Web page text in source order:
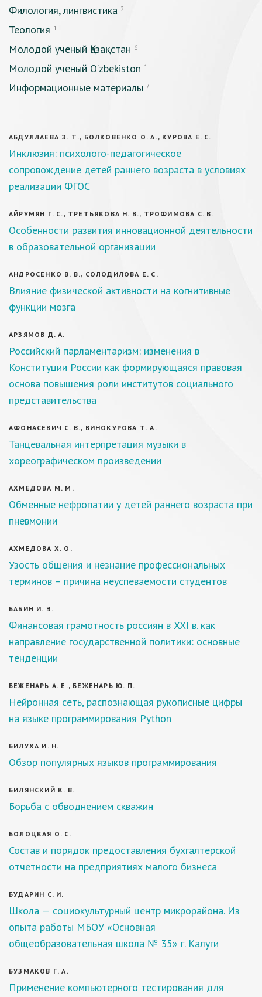
Филология, лингвистика 2
Теология 1
Молодой ученый Қазақстан 6
Молодой ученый O'zbekiston 1
Информационные материалы 7
АБДУЛЛАЕВА Э. Т., БОЛКОВЕНКО О. А., КУРОВА Е. С.
Инклюзия: психолого-педагогическое
сопровождение детей раннего возраста в условиях
реализации ФГОС
АЙРУМЯН Г. С., ТРЕТЬЯКОВА Н. В., ТРОФИМОВА С. В.
Особенности развития инновационной деятельности
в образовательной организации
АНДРОСЕНКО В. В., СОЛОДИЛОВА Е. С.
Влияние физической активности на когнитивные
функции мозга
АРЗЯМОВ Д. А.
Российский парламентаризм: изменения в
Конституции России как формирующаяся правовая
основа повышения роли институтов социального
представительства
АФОНАСЕВИЧ С. В., ВИНОКУРОВА Т. А.
Танцевальная интерпретация музыки в
хореографическом произведении
АХМЕДОВА М. М.
Обменные нефропатии у детей раннего возраста при
пневмонии
АХМЕДОВА Х. О.
Узость общения и незнание профессиональных
терминов – причина неуспеваемости студентов
БАБИН И. Э.
Финансовая грамотность россиян в XXI в. как
направление государственной политики: основные
тенденции
БЕЖЕНАРЬ А. Е., БЕЖЕНАРЬ Ю. П.
Нейронная сеть, распознающая рукописные цифры
на языке программирования Python
БИЛУХА И. Н.
Обзор популярных языков программирования
БИЛЯНСКИЙ К. В.
Борьба с обводнением скважин
БОЛОЦКАЯ О. С.
Состав и порядок предоставления бухгалтерской
отчетности на предприятиях малого бизнеса
БУДАРИН С. И.
Школа — социокультурный центр микрорайона. Из
опыта работы МБОУ «Основная
общеобразовательная школа № 35» г. Калуги
БУЗМАКОВ Г. А.
Применение компьютерного тестирования для